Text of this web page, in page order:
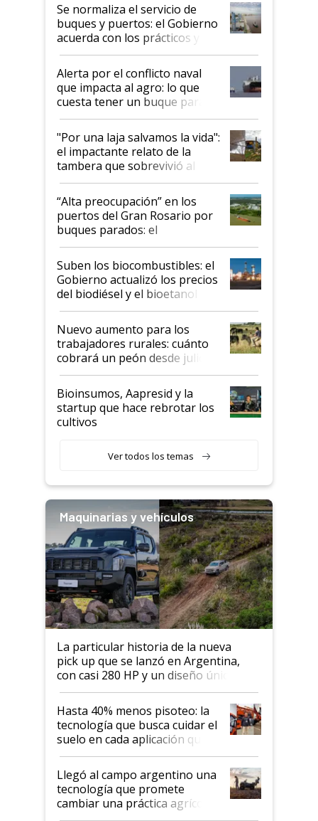
Se normaliza el servicio de
buques y puertos: el Gobierno
acuerda con los prácticos y
suspende el decreto de
desregulación
Alerta por el conflicto naval
que impacta al agro: lo que
cuesta tener un buque parado
y el peligro de que Argentina
pase a ser "país sucio"
"Por una laja salvamos la vida":
el impactante relato de la
tambera que sobrevivió al
tornado
“Alta preocupación” en los
puertos del Gran Rosario por
buques parados: el
funcionamiento de las
exportadoras en tensión tras
la medida de fuerza de los
prácticos
Suben los biocombustibles: el
Gobierno actualizó los precios
del biodiésel y el bioetanol
Nuevo aumento para los
trabajadores rurales: cuánto
cobrará un peón desde julio
Bioinsumos, Aapresid y la
startup que hace rebrotar los
cultivos
Ver todos los temas
Maquinarias y vehículos
La particular historia de la nueva
pick up que se lanzó en Argentina,
con casi 280 HP y un diseño único: a
cuánto se vende
Hasta 40% menos pisoteo: la
tecnología que busca cuidar el
suelo en cada aplicación que
llevó Jacto al Congreso
Aapresid 2026
Llegó al campo argentino una
tecnología que promete
cambiar una práctica agrícola
clave: ¿Y si analizar el suelo